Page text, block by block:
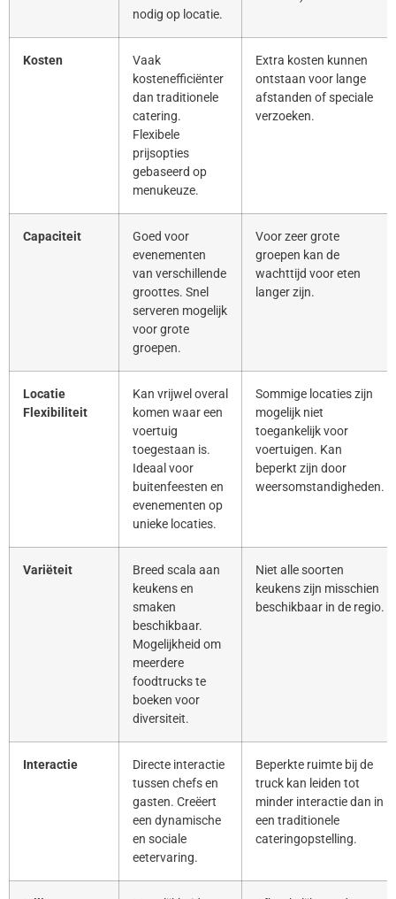
nodig op locatie.
Kosten
Vaak
kostenefficiënter
dan traditionele
catering.
Flexibele
prijsopties
gebaseerd op
menukeuze.
Extra kosten kunnen
ontstaan voor lange
afstanden of speciale
verzoeken.
Capaciteit
Goed voor
evenementen
van verschillende
groottes. Snel
serveren mogelijk
voor grote
groepen.
Voor zeer grote
groepen kan de
wachttijd voor eten
langer zijn.
Locatie
Flexibiliteit
Kan vrijwel overal
komen waar een
voertuig
toegestaan is.
Ideaal voor
buitenfeesten en
evenementen op
unieke locaties.
Sommige locaties zijn
mogelijk niet
toegankelijk voor
voertuigen. Kan
beperkt zijn door
weersomstandigheden.
Variëteit
Breed scala aan
keukens en
smaken
beschikbaar.
Mogelijkheid om
meerdere
foodtrucks te
boeken voor
diversiteit.
Niet alle soorten
keukens zijn misschien
beschikbaar in de regio.
Interactie
Directe interactie
tussen chefs en
gasten. Creëert
een dynamische
en sociale
eetervaring.
Beperkte ruimte bij de
truck kan leiden tot
minder interactie dan in
een traditionele
cateringopstelling.